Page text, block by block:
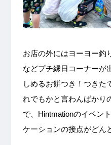
お店の外にはヨーヨー釣
などプチ縁日コーナーが
しめるお餅つき！つきた
れでもかと言わんばかり
で、Hintmationのイベン
ケーションの接点がどん